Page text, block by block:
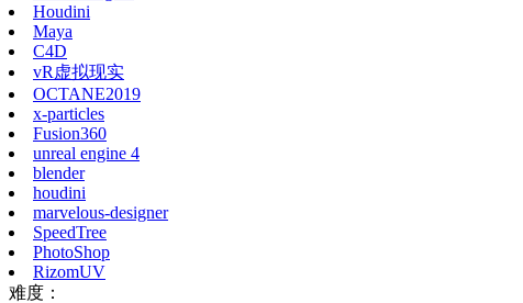
Houdini
Maya
C4D
vR虚拟现实
OCTANE2019
x-particles
Fusion360
unreal engine 4
blender
houdini
marvelous-designer
SpeedTree
PhotoShop
RizomUV
难度：